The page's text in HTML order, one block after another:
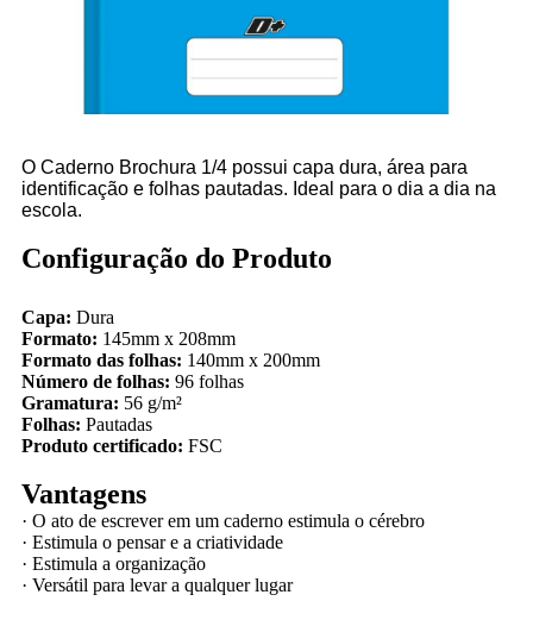
O Caderno Brochura 1/4 possui capa dura, área para
identificação e folhas pautadas. Ideal para o dia a dia na
escola.
Configuração do Produto
Capa: Dura
Formato: 145mm x 208mm
Formato das folhas: 140mm x 200mm
Número de folhas: 96 folhas
Gramatura: 56 g/m²
Folhas: Pautadas
Produto certificado: FSC
Vantagens
· O ato de escrever em um caderno estimula o cérebro
· Estimula o pensar e a criatividade
· Estimula a organização
· Versátil para levar a qualquer lugar